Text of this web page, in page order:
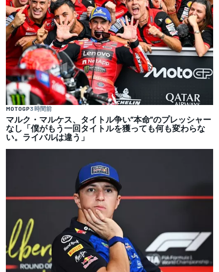
MOTOGP3 時間前
マルク・マルケス、タイトル争い”本命”のプレッシャー
なし「僕がもう一回タイトルを獲っても何も変わらな
い。ライバルは違う」